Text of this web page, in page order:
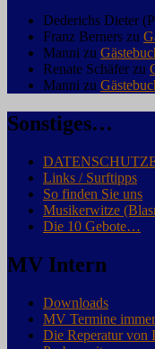
Dederichs Dieter
Franz Berners zu
Manni zu
Renate Schäfer zu
Manni zu
Sonstiges…
Links / Surftipps
So finden Sie uns
Musikerwitze
Die 10 Gebote…
MV Intern
Downloads
MV Termine
Die Reperatur von